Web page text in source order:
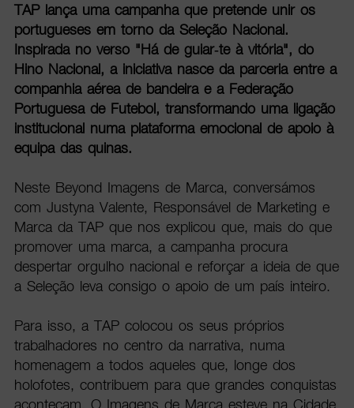
TAP lança uma campanha que pretende unir os
portugueses em torno da Seleção Nacional.
Inspirada no verso "Há de guiar-te à vitória", do
Hino Nacional, a iniciativa nasce da parceria entre a
companhia aérea de bandeira e a Federação
Portuguesa de Futebol, transformando uma ligação
institucional numa plataforma emocional de apoio à
equipa das quinas.
Neste Beyond Imagens de Marca, conversámos
com Justyna Valente, Responsável de Marketing e
Marca da TAP que nos explicou que, mais do que
promover uma marca, a campanha procura
despertar orgulho nacional e reforçar a ideia de que
a Seleção leva consigo o apoio de um país inteiro.
Para isso, a TAP colocou os seus próprios
trabalhadores no centro da narrativa, numa
homenagem a todos aqueles que, longe dos
holofotes, contribuem para que grandes conquistas